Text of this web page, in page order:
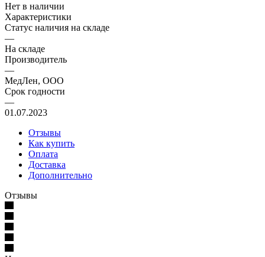
Нет в наличии
Характеристики
Статус наличия на складе
—
На складе
Производитель
—
МедЛен, ООО
Срок годности
—
01.07.2023
Отзывы
Как купить
Оплата
Доставка
Дополнительно
Отзывы